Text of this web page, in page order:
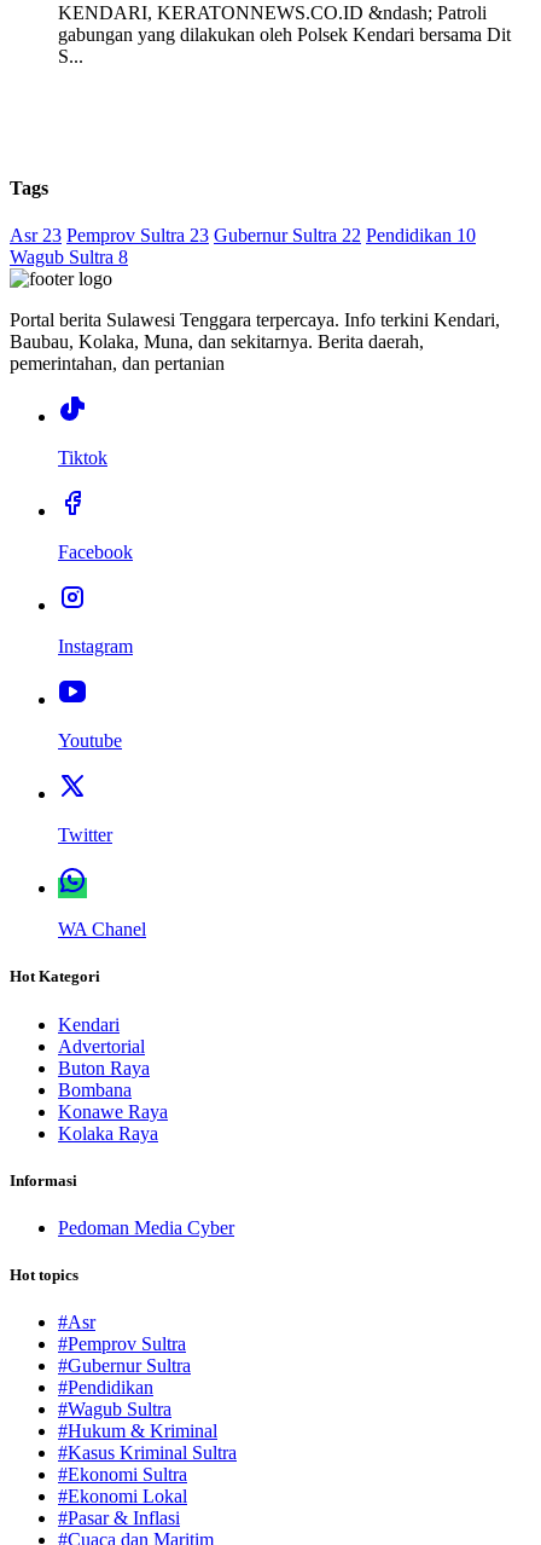
KENDARI, KERATONNEWS.CO.ID &ndash; Patroli
gabungan yang dilakukan oleh Polsek Kendari bersama Dit
S...
Tags
Asr 23 Pemprov Sultra 23 Gubernur Sultra 22 Pendidikan 10
Wagub Sultra 8
Portal berita Sulawesi Tenggara terpercaya. Info terkini Kendari,
Baubau, Kolaka, Muna, dan sekitarnya. Berita daerah,
pemerintahan, dan pertanian
Tiktok
Facebook
Instagram
Youtube
Twitter
WA Chanel
Hot Kategori
Kendari
Advertorial
Buton Raya
Bombana
Konawe Raya
Kolaka Raya
Informasi
Pedoman Media Cyber
Hot topics
#Asr
#Pemprov Sultra
#Gubernur Sultra
#Pendidikan
#Wagub Sultra
#Hukum & Kriminal
#Kasus Kriminal Sultra
#Ekonomi Sultra
#Ekonomi Lokal
#Pasar & Inflasi
#Cuaca dan Maritim